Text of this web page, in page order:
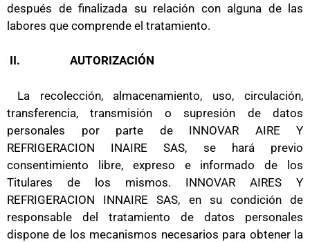
después de finalizada su relación con alguna de las
labores que comprende el tratamiento.
II. AUTORIZACIÓN
La recolección, almacenamiento, uso, circulación,
transferencia, transmisión o supresión de datos
personales por parte de INNOVAR AIRE Y
REFRIGERACION INAIRE SAS, se hará previo
consentimiento libre, expreso e informado de los
Titulares de los mismos. INNOVAR AIRES Y
REFRIGERACION INNAIRE SAS, en su condición de
responsable del tratamiento de datos personales
dispone de los mecanismos necesarios para obtener la